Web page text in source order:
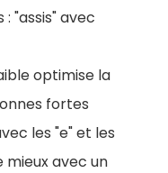
"assis" avec
optimise la
fortes
les "e" et les
mieux avec un